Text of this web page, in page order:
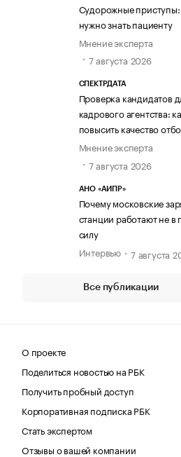
Судорожные приступы:
нужно знать пациенту
Мнение эксперта
7 августа 2026
СПЕКТРДАТА
Проверка кандидатов
кадрового агентства:
повысить качество
Мнение эксперта
7 августа 2026
АНО «АИПР»
Почему московские
станции работают не в
силу
Интервью
7 августа
Все публикации
О проекте
Поделиться новостью на РБК
Получить пробный доступ
Корпоративная подписка РБК
Стать экспертом
Отзывы о вашей компании